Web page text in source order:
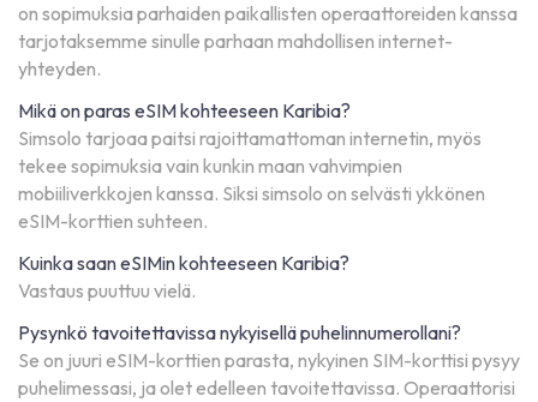
on sopimuksia parhaiden paikallisten operaattoreiden kanssa
tarjotaksemme sinulle parhaan mahdollisen internet-
yhteyden.
Mikä on paras eSIM kohteeseen Karibia?
Simsolo tarjoaa paitsi rajoittamattoman internetin, myös
tekee sopimuksia vain kunkin maan vahvimpien
mobiiliverkkojen kanssa. Siksi simsolo on selvästi ykkönen
eSIM-korttien suhteen.
Kuinka saan eSIMin kohteeseen Karibia?
Vastaus puuttuu vielä.
Pysynkö tavoitettavissa nykyisellä puhelinnumerollani?
Se on juuri eSIM-korttien parasta, nykyinen SIM-korttisi pysyy
puhelimessasi, ja olet edelleen tavoitettavissa. Operaattorisi